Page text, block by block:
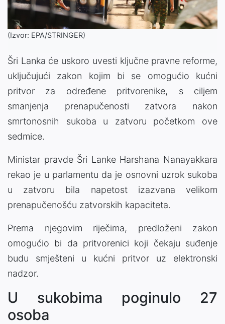
(Izvor: EPA/STRINGER)
Šri Lanka će uskoro uvesti ključne pravne reforme,
uključujući zakon kojim bi se omogućio kućni
pritvor za određene pritvorenike, s ciljem
smanjenja prenapučenosti zatvora nakon
smrtonosnih sukoba u zatvoru početkom ove
sedmice.
Ministar pravde Šri Lanke Harshana Nanayakkara
rekao je u parlamentu da je osnovni uzrok sukoba
u zatvoru bila napetost izazvana velikom
prenapučenošću zatvorskih kapaciteta.
Prema njegovim riječima, predloženi zakon
omogućio bi da pritvorenici koji čekaju suđenje
budu smješteni u kućni pritvor uz elektronski
nadzor.
U sukobima poginulo 27
osoba